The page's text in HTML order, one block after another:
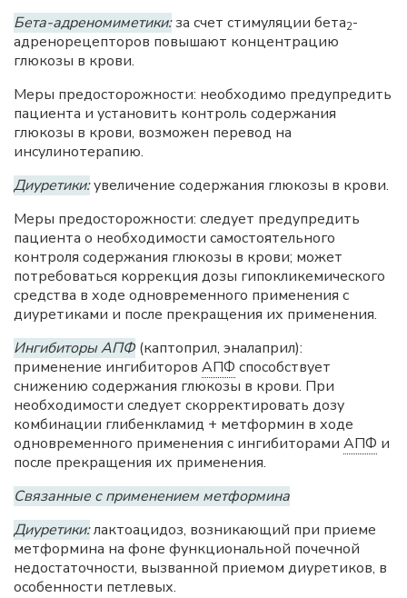
Бета-адреномиметики:за счет стимуляции бета2-
адренорецепторов повышают концентрацию
глюкозы в крови.
Меры предосторожности: необходимо предупредить
пациента и установить контроль содержания
глюкозы в крови, возможен перевод на
инсулинотерапию.
Диуретики:увеличение содержания глюкозы в крови.
Меры предосторожности: следует предупредить
пациента о необходимости самостоятельного
контроля содержания глюкозы в крови; может
потребоваться коррекция дозы гипокликемического
средства в ходе одновременного применения с
диуретиками и после прекращения их применения.
Ингибиторы АПФ(каптоприл, эналаприл):
применение ингибиторов АПФ способствует
снижению содержания глюкозы в крови. При
необходимости следует скорректировать дозу
комбинации глибенкламид + метформин в ходе
одновременного применения с ингибиторами АПФ и
после прекращения их применения.
Связанные с применением метформина
Диуретики:лактоацидоз, возникающий при приеме
метформина на фоне функциональной почечной
недостаточности, вызванной приемом диуретиков, в
особенности петлевых.